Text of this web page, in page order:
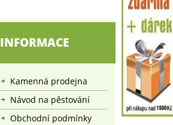
INFORMACE
Kamenná prodejna
Návod na pěstování
Obchodní podmínky